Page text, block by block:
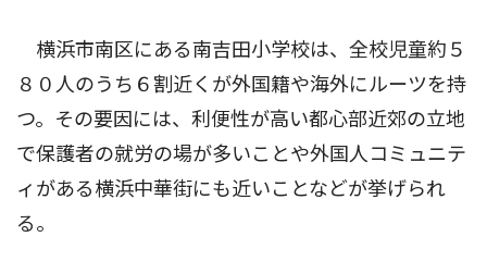
横浜市南区にある南吉田小学校は、全校児童約５
８０人のうち６割近くが外国籍や海外にルーツを持
つ。その要因には、利便性が高い都心部近郊の立地
で保護者の就労の場が多いことや外国人コミュニテ
ィがある横浜中華街にも近いことなどが挙げられ
る。